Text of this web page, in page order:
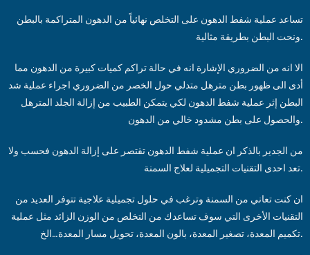
تساعد عملية شفط الدهون على التخلص نهائياً من الدهون المتراكمة بالبطن
ونحت البطن بطريقة مثالية.
الا انه من الضروري الإشارة انه في حالة تراكم كميات كبيرة من الدهون مما
أدى الى ظهور بطن مترهل متدلي حول الخصر من الضروري اجراء عملية شد
البطن إثر عملية شفط الدهون لكي يتمكن الطبيب من إزالة الجلد المترهل
والحصول على بطن مشدود خالي من الدهون.
من الجدير بالذكر ان عملية شفط الدهون تقتصر على إزالة الدهون فحسب ولا
تعد احدى التقنيات التجميلية لعلاج السمنة.
ان كنت تعاني من السمنة وترغب في حلول تجميلية علاجية تتوفر العديد من
التقنيات الأخرى التي سوف تساعدك من التخلص من الوزن الزائد مثل عملية
تكميم المعدة، تصغير المعدة، بالون المعدة، تحويل مسار المعدة…الخ.